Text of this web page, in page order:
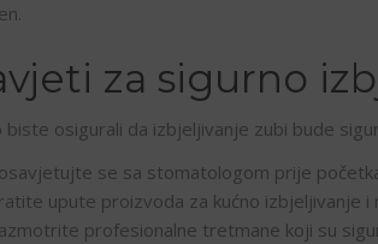
za sigurno
biste osigurali da izbjeljivanje zubi bude
se sa stomatologom prije
upute proizvoda za kućno izbjeljivanje
profesionalne tretmane koji su